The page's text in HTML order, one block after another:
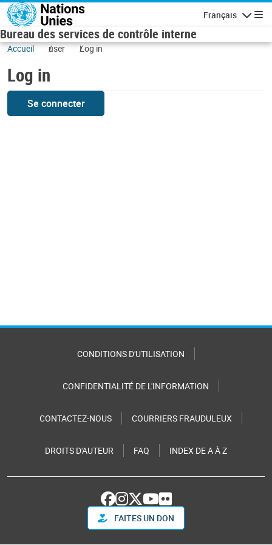
Skip to main content
Français
Bureau des services de contrôle interne
Accueil user Log in
Log in
Se connecter
CONDITIONS D'UTILISATION
CONFIDENTIALITÉ DE L'INFORMATION
CONTACTEZ-NOUS COURRIERS FRAUDULEUX
DROITS D'AUTEUR FAQ INDEX DE A À Z
FAITES UN DON